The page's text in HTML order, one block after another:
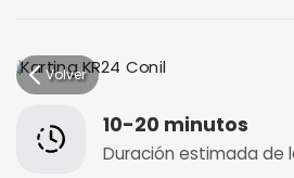
Volver
10-20 minutos
Duración estimada de